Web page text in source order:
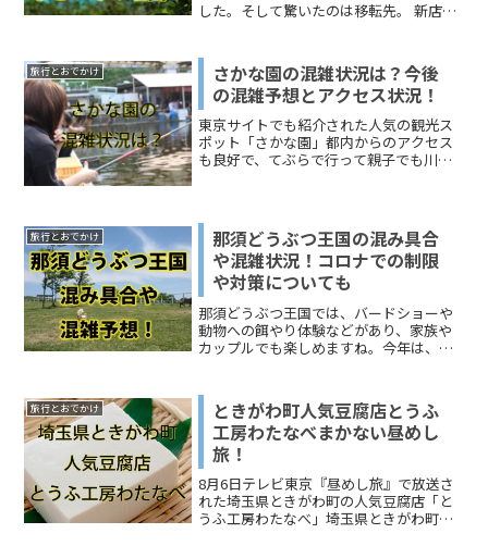
した。そして驚いたのは移転先。 新店舗
1800km離れた沖縄になぜ移転を決めたの
でしょうか？...
旅行とおでかけ
さかな園の混雑状況は？今後
の混雑予想とアクセス状況！
東京サイトでも紹介された人気の観光ス
ポット「さかな園」都内からのアクセス
も良好で、てぶらで行って親子でも川遊
通常の夏休みなら、地方に...
旅行とおでかけ
那須どうぶつ王国の混み具合
や混雑状況！コロナでの制限
や対策についても
那須どうぶつ王国では、バードショーや
動物への餌やり体験などがあり、家族や
カップルでも楽しめますね。今年は、新
ども上手く活用し、感染防止対策を施し
たうえで遊びに行きた...
旅行とおでかけ
ときがわ町人気豆腐店とうふ
工房わたなべまかない昼めし
旅！
8月6日テレビ東京『昼めし旅』で放送さ
れた埼玉県ときがわ町の人気豆腐店「と
うふ工房わたなべ」埼玉県ときがわ町